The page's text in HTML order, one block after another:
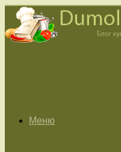
Меню